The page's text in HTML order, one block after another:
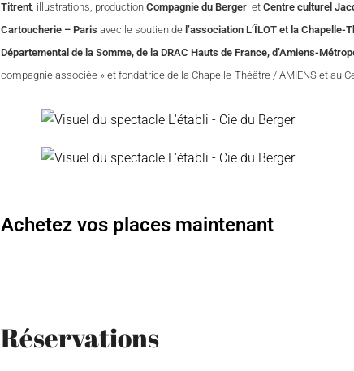
Titrent, illustrations, production Compagnie du Berger et Centre culturel
Cartoucherie – Paris avec le soutien de l’association L’ÎLOT et la
Départemental de la Somme, de la DRAC Hauts de France, d’Amiens-
compagnie associée » et fondatrice de la Chapelle-Théâtre / AMIENS et au
Achetez vos places maintenant
Réservations